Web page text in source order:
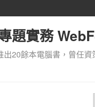
題實務
出20餘本電腦書，曾任